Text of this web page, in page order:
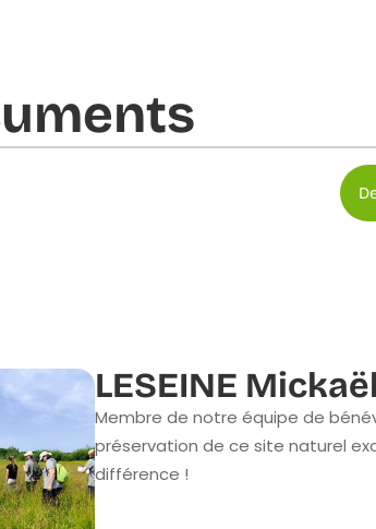
LESEINE Mickaël
Membre de notre équipe de
préservation de ce site naturel
différence !